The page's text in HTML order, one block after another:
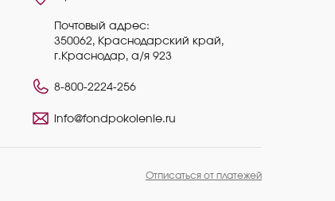
Почтовый адрес:
350062, Краснодарский край,
г.Краснодар, а/я 923
8-800-2224-256
info@fondpokolenie.ru
Отписаться от платежей